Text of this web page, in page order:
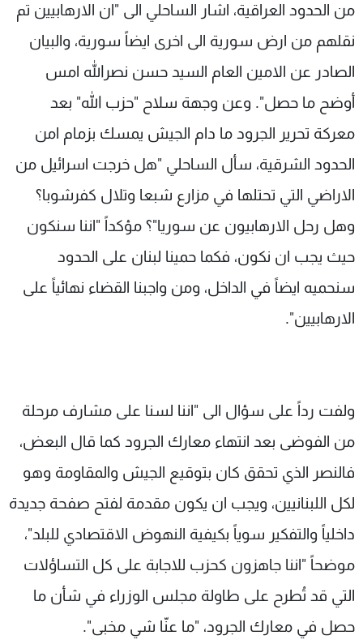
من الحدود العراقية، اشار الساحلي الى "ان الارهابيين تم
نقلهم من ارض سورية الى اخرى ايضاً سورية، والبيان
الصادر عن الامين العام السيد حسن نصرالله امس
أوضح ما حصل". وعن وجهة سلاح "حزب الله" بعد
معركة تحرير الجرود ما دام الجيش يمسك بزمام امن
الحدود الشرقية، سأل الساحلي "هل خرجت اسرائيل من
الاراضي التي تحتلها في مزارع شبعا وتلال كفرشوبا؟
وهل رحل الارهابيون عن سوريا"؟ مؤكداً "اننا سنكون
حيث يجب ان نكون، فكما حمينا لبنان على الحدود
سنحميه ايضاً في الداخل، ومن واجبنا القضاء نهائياً على
الارهابيين".
ولفت رداً على سؤال الى "اننا لسنا على مشارف مرحلة
من الفوضى بعد انتهاء معارك الجرود كما قال البعض،
فالنصر الذي تحقق كان بتوقيع الجيش والمقاومة وهو
لكل اللبنانيين، ويجب ان يكون مقدمة لفتح صفحة جديدة
داخلياً والتفكير سوياً بكيفية النهوض الاقتصادي للبلد"،
موضحاً "اننا جاهزون كحزب للاجابة على كل التساؤلات
التي قد تُطرح على طاولة مجلس الوزراء في شأن ما
حصل في معارك الجرود، "ما عنّا شي مخبى".